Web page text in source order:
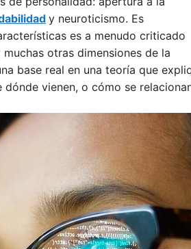
y neuroticismo. Es
es a menudo criticado
otras dimensiones de la
base real en una teoría que
vienen, o cómo se